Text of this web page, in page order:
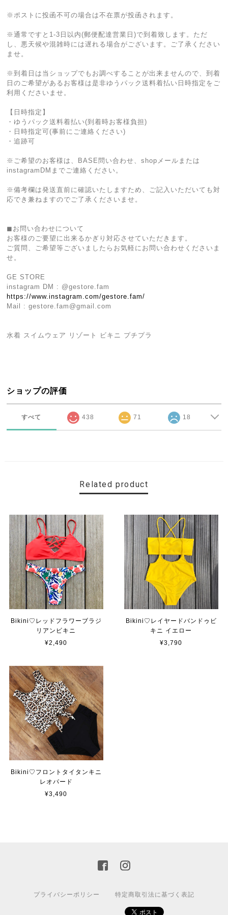
※ポストに投函不可の場合は不在票が投函されます。
※通常ですと1-3日以内(郵便配達営業日)で到着致します。ただ
し、悪天候や混雑時には遅れる場合がございます。ご了承ください
ませ。
※到着日は当ショップでもお調べすることが出来ませんので、到着
日のご希望があるお客様は是非ゆうパック送料着払い日時指定をご
利用くださいませ。
【日時指定】
・ゆうパック送料着払い(到着時お客様負担)
・日時指定可(事前にご連絡ください)
・追跡可
※ご希望のお客様は、BASE問い合わせ、shopメールまたは
instagramDMまでご連絡ください。
※備考欄は発送直前に確認いたしますため、ご記入いただいても対
応でき兼ねますのでご了承くださいませ。
◼︎お問い合わせについて
お客様のご要望に出来るかぎり対応させていただきます。
ご質問、ご希望等ございましたらお気軽にお問い合わせくださいま
せ。
GE STORE
instagram DM : @gestore.fam
https://www.instagram.com/gestore.fam/‬
Mail : ‭gestore.fam@gmail.com
水着 スイムウェア リゾート ビキニ プチプラ
ショップの評価
すべて 438 71 18
Related product
Bikini♡レッドフラワーブラジ
リアンビキニ
¥2,490
Bikini♡レイヤードバンドゥビ
キニ イエロー
¥3,790
Bikini♡フロントタイタンキニ
レオパード
¥3,490
プライバシーポリシー 特定商取引法に基づく表記